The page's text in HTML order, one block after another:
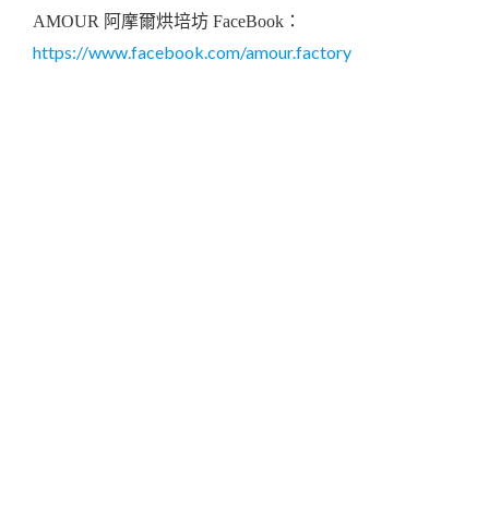
AMOUR 阿摩爾烘培坊 FaceBook：
https://www.facebook.com/amour.factory